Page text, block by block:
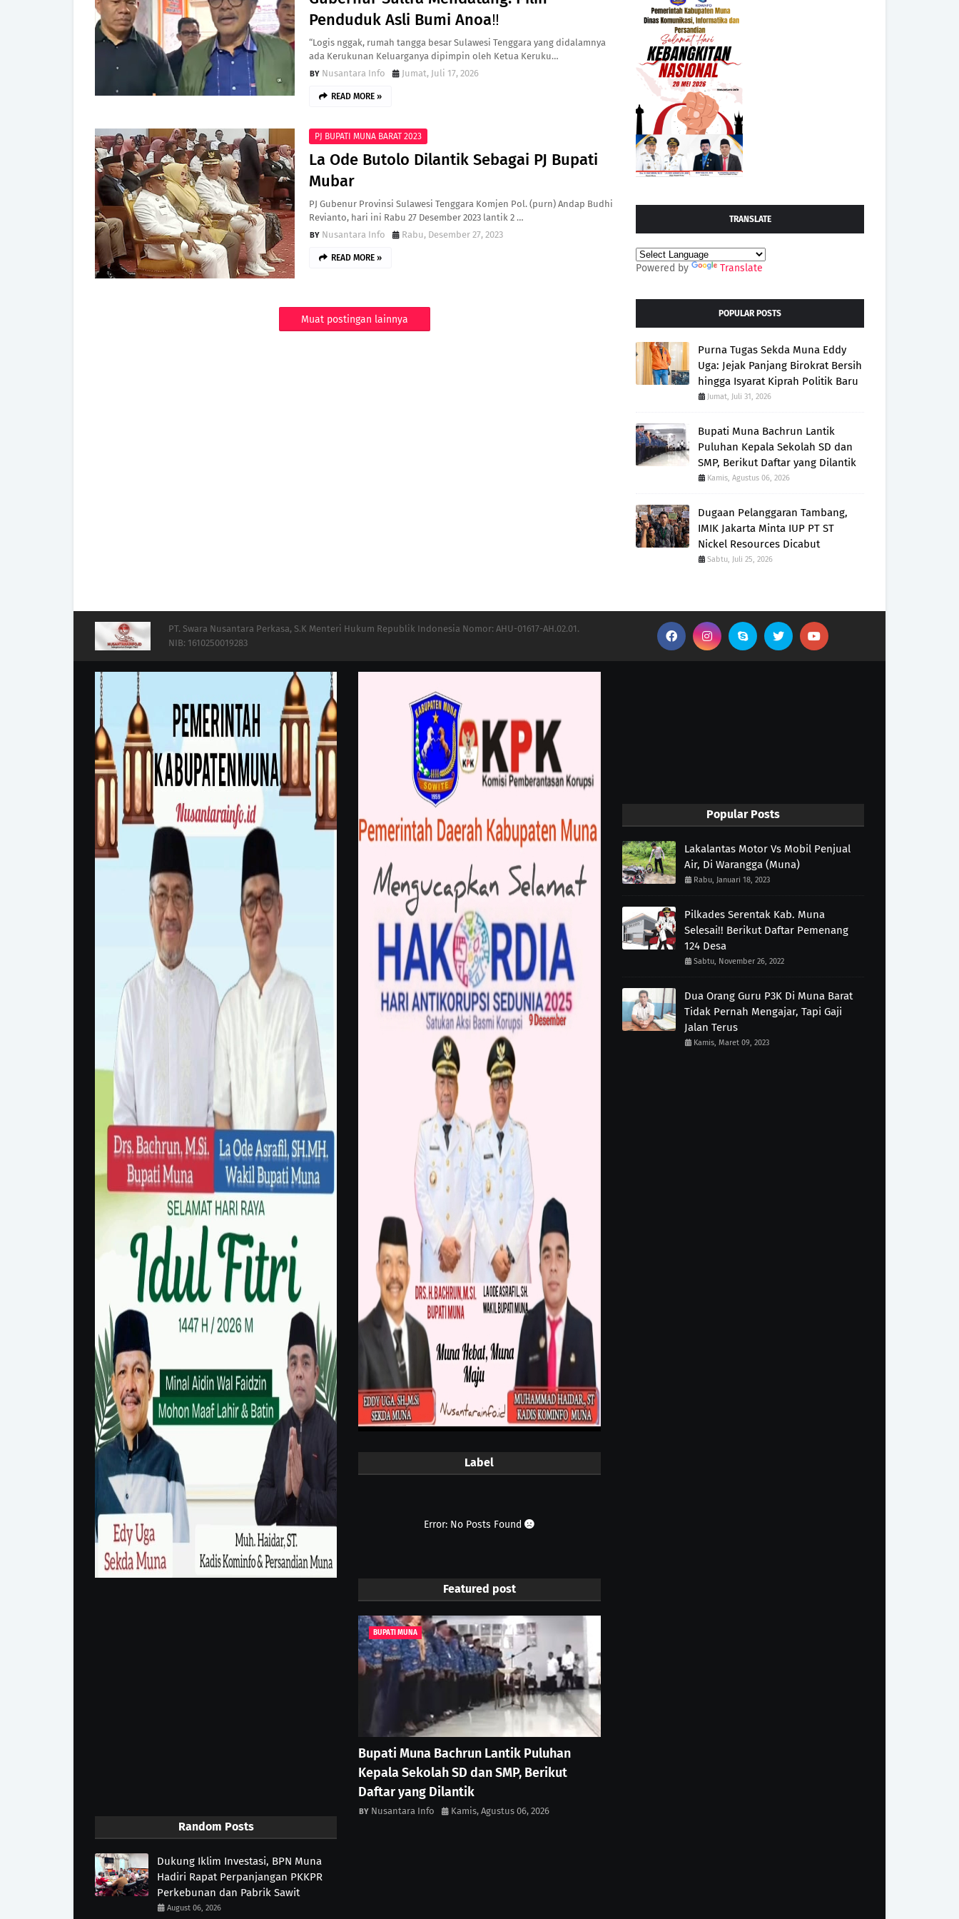
Penduduk Asli Bumi Anoa‼️
“Logis nggak, rumah tangga besar Sulawesi Tenggara yang didalamnya
ada Kerukunan Keluarganya dipimpin oleh Ketua Keruku…
Nusantara Info
Jumat, Juli 17, 2026
READ MORE »
PJ BUPATI MUNA BARAT 2023
La Ode Butolo Dilantik Sebagai PJ Bupati
Mubar
PJ Gubenur Provinsi Sulawesi Tenggara Komjen Pol. (purn) Andap Budhi
Revianto, hari ini Rabu 27 Desember 2023 lantik 2 …
Nusantara Info
Rabu, Desember 27, 2023
READ MORE »
Muat postingan lainnya
TRANSLATE
Powered by Translate
POPULAR POSTS
Purna Tugas Sekda Muna Eddy
Uga: Jejak Panjang Birokrat Bersih
hingga Isyarat Kiprah Politik Baru
Jumat, Juli 31, 2026
Bupati Muna Bachrun Lantik
Puluhan Kepala Sekolah SD dan
SMP, Berikut Daftar yang Dilantik
Kamis, Agustus 06, 2026
Dugaan Pelanggaran Tambang,
IMIK Jakarta Minta IUP PT ST
Nickel Resources Dicabut
Sabtu, Juli 25, 2026
PT. Swara Nusantara Perkasa, S.K Menteri Hukum Republik Indonesia Nomor: AHU-01617-AH.02.01.
NIB: 1610250019283
Random Posts
Dukung Iklim Investasi, BPN Muna
Hadiri Rapat Perpanjangan PKKPR
Perkebunan dan Pabrik Sawit
August 06, 2026
Label
Error: No Posts Found
Featured post
BUPATI MUNA
Bupati Muna Bachrun Lantik Puluhan
Kepala Sekolah SD dan SMP, Berikut
Daftar yang Dilantik
Nusantara Info Kamis, Agustus 06, 2026
Popular Posts
Lakalantas Motor Vs Mobil Penjual
Air, Di Warangga (Muna)
Rabu, Januari 18, 2023
Pilkades Serentak Kab. Muna
Selesai!! Berikut Daftar Pemenang
124 Desa
Sabtu, November 26, 2022
Dua Orang Guru P3K Di Muna Barat
Tidak Pernah Mengajar, Tapi Gaji
Jalan Terus
Kamis, Maret 09, 2023